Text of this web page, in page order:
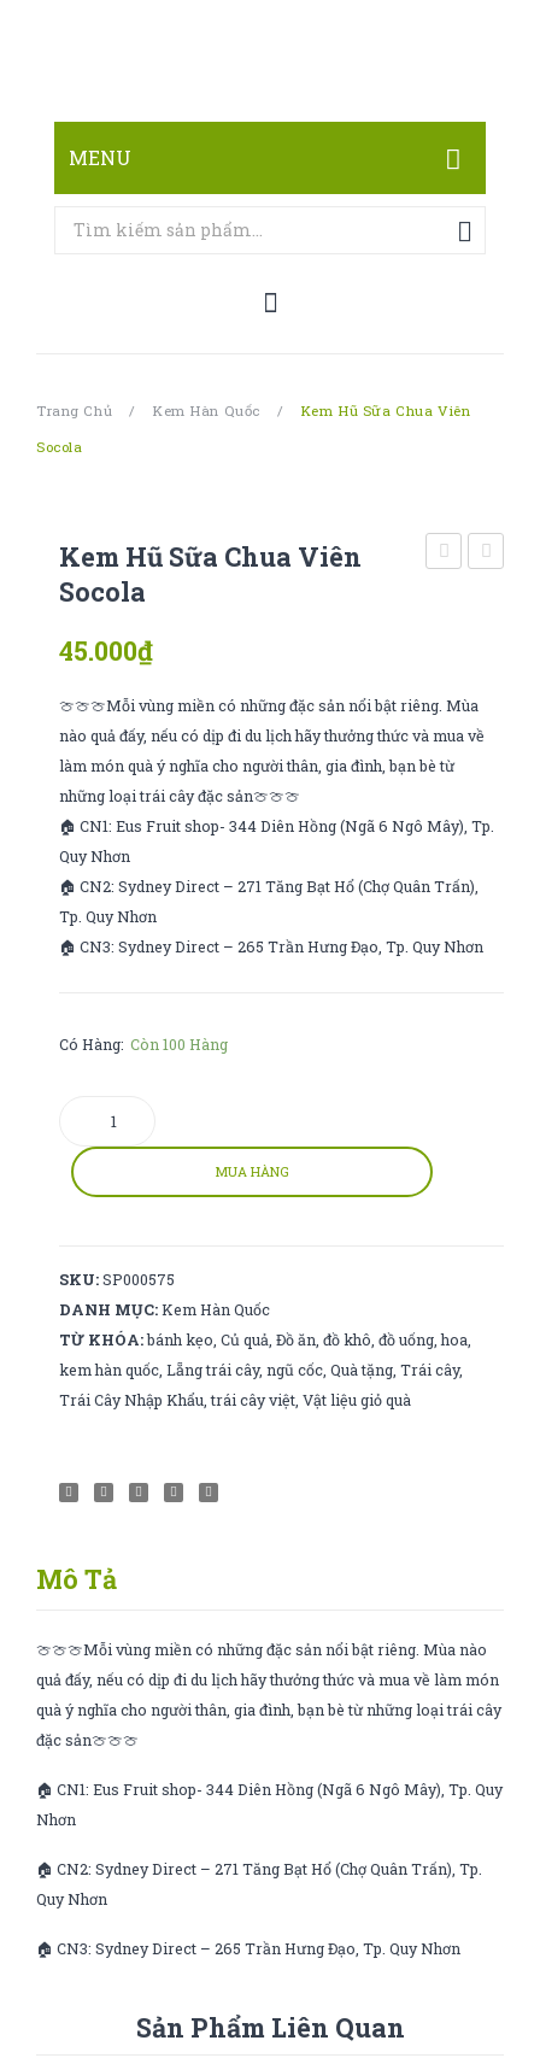
MENU
TRANG CHỦ
Trang Chủ / Kem Hàn Quốc /
Kem Hũ Sữa Chua Viên
Socola
Kem Hũ Sữa Chua Viên
Socola
45.000₫
🍈🍈🍈Mỗi vùng miền có những đặc sản nổi bật riêng. Mùa
nào quả đấy, nếu có dịp đi du lịch hãy thưởng thức và mua về
làm món quà ý nghĩa cho người thân, gia đình, bạn bè từ
những loại trái cây đặc sản🍈🍈🍈
🏠 CN1: Eus Fruit shop- 344 Diên Hồng (Ngã 6 Ngô Mây), Tp.
Quy Nhơn
🏠 CN2: Sydney Direct – 271 Tăng Bạt Hổ (Chợ Quân Trấn),
Tp. Quy Nhơn
🏠 CN3: Sydney Direct – 265 Trần Hưng Đạo, Tp. Quy Nhơn
Có Hàng: Còn 100 Hàng
sữa
chua
số
lượng
MUA HÀNG
SKU: SP000575
DANH MỤC: Kem Hàn Quốc
TỪ KHÓA: bánh kẹo ,Củ quả ,Đồ ăn ,đồ khô ,đồ uống ,hoa
kem hàn quốc ,Lẵng trái cây,ngũ cốc ,Quà tặng ,Trái cây,
Trái Cây Nhập Khẩu ,trái cây việt ,Vật liệu giỏ quà
Mô Tả
🍈🍈🍈Mỗi vùng miền có những đặc sản nổi bật riêng. Mùa nào
quả đấy, nếu có dịp đi du lịch hãy thưởng thức và mua về làm món
quà ý nghĩa cho người thân, gia đình, bạn bè từ những loại trái cây
đặc sản🍈🍈🍈
🏠 CN1: Eus Fruit shop- 344 Diên Hồng (Ngã 6 Ngô Mây), Tp. Quy
Nhơn
🏠 CN2: Sydney Direct – 271 Tăng Bạt Hổ (Chợ Quân Trấn), Tp.
Quy Nhơn
🏠 CN3: Sydney Direct – 265 Trần Hưng Đạo, Tp. Quy Nhơn
Sản Phẩm Liên Quan